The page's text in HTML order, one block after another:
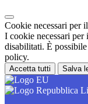
Cookie necessari per
I cookie necessari per
disabilitati. È
policy.
Accetta tutti Salva